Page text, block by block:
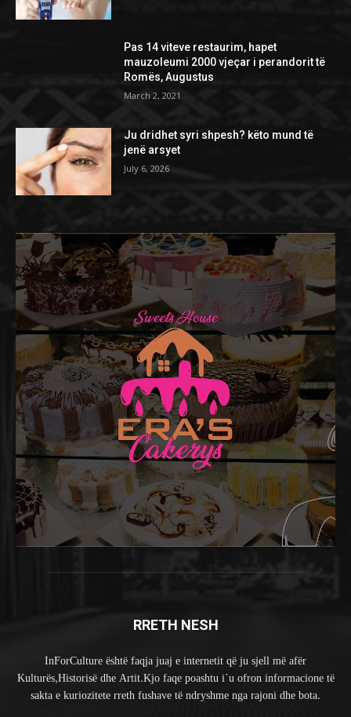
Pas 14 viteve restaurim, hapet
mauzoleumi 2000 vjeçar i perandorit të
Romës, Augustus
March 2, 2021
Ju dridhet syri shpesh? këto mund të
jenë arsyet
July 6, 2026
RRETH NESH
InForCulture është faqja juaj e internetit që ju sjell më afër
Kulturës,Historisë dhe Artit.Kjo faqe poashtu i`u ofron informacione të
sakta e kuriozitete rreth fushave të ndryshme nga rajoni dhe bota.